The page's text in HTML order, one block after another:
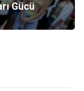
Gücü